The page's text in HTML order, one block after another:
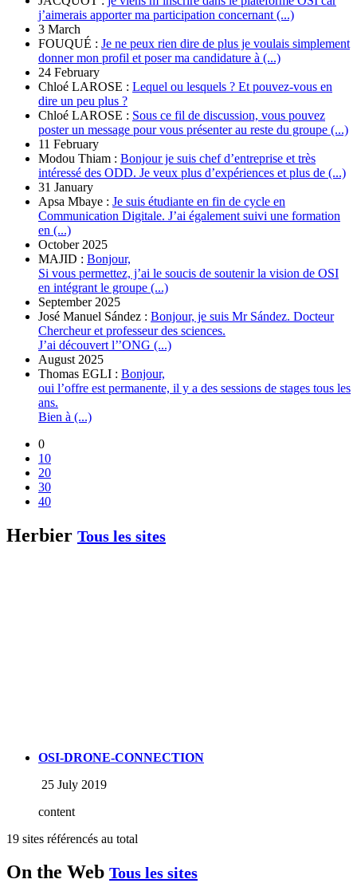
j’aimerais apporter ma participation concernant (...)
3 March
FOUQUÉ : Je ne peux rien dire de plus je voulais simplement
donner mon profil et poser ma candidature à (...)
24 February
Chloé LAROSE : Lequel ou lesquels ? Et pouvez-vous en
dire un peu plus ?
Chloé LAROSE : Sous ce fil de discussion, vous pouvez
poster un message pour vous présenter au reste du groupe (...)
11 February
Modou Thiam : Bonjour je suis chef d’entreprise et très
intéressé des ODD. Je veux plus d’expériences et plus de (...)
31 January
Apsa Mbaye : Je suis étudiante en fin de cycle en
Communication Digitale. J’ai également suivi une formation
en (...)
October 2025
MAJID : Bonjour,
Si vous permettez, j’ai le soucis de soutenir la vision de OSI
en intégrant le groupe (...)
September 2025
José Manuel Sández : Bonjour, je suis Mr Sández. Docteur
Chercheur et professeur des sciences.
J’ai découvert l’’ONG (...)
August 2025
Thomas EGLI : Bonjour,
oui l’offre est permanente, il y a des sessions de stages tous les
ans.
Bien à (...)
0
10
20
30
40
Herbier Tous les sites
OSI-DRONE-CONNECTION
25 July 2019
content
19 sites référencés au total
On the Web Tous les sites